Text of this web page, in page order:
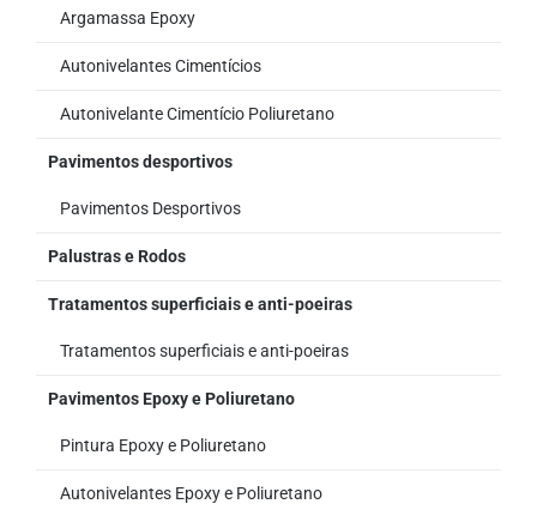
Argamassa Epoxy
Autonivelantes Cimentícios
Autonivelante Cimentício Poliuretano
Pavimentos desportivos
Pavimentos Desportivos
Palustras e Rodos
Tratamentos superficiais e anti-poeiras
Tratamentos superficiais e anti-poeiras
Pavimentos Epoxy e Poliuretano
Pintura Epoxy e Poliuretano
Autonivelantes Epoxy e Poliuretano